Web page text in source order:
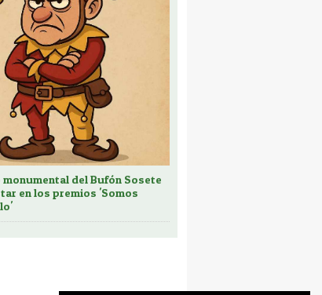
monumental del Bufón Sosete
en los premios 'Somos